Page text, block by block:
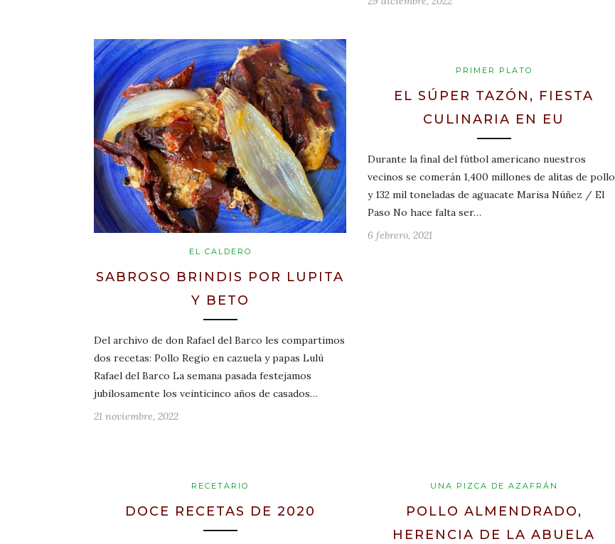
EL CALDERO
SABROSO BRINDIS POR LUPITA
Y BETO
Del archivo de don Rafael del Barco les compartimos
dos recetas: Pollo Regio en cazuela y papas Lulú
Rafael del Barco La semana pasada festejamos
jubilosamente los veinticinco años de casados…
21 noviembre, 2022
PRIMER PLATO
EL SÚPER TAZÓN, FIESTA
CULINARIA EN EU
Durante la final del fútbol americano nuestros
vecinos se comerán 1,400 millones de alitas de pollo
y 132 mil toneladas de aguacate Marisa Núñez / El
Paso No hace falta ser…
6 febrero, 2021
RECETARIO
DOCE RECETAS DE 2020
UNA PIZCA DE AZAFRÁN
POLLO ALMENDRADO,
HERENCIA DE LA ABUELA